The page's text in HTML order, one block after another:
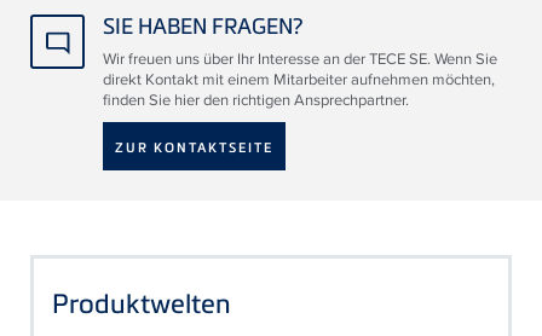
SIE HABEN FRAGEN?
Wir freuen uns über Ihr Interesse an der TECE SE. Wenn Sie
direkt Kontakt mit einem Mitarbeiter aufnehmen möchten,
finden Sie hier den richtigen Ansprechpartner.
ZUR KONTAKTSEITE
Produktwelten